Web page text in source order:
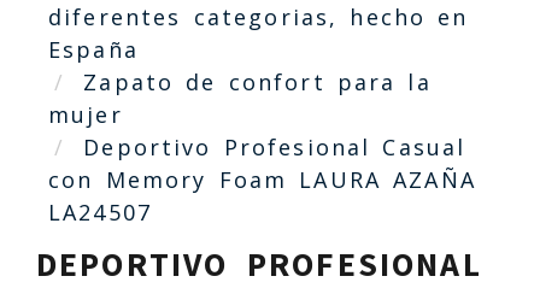
diferentes categorias, hecho en
España
Zapato de confort para la
mujer
Deportivo Profesional Casual
con Memory Foam LAURA AZAÑA
LA24507
DEPORTIVO PROFESIONAL